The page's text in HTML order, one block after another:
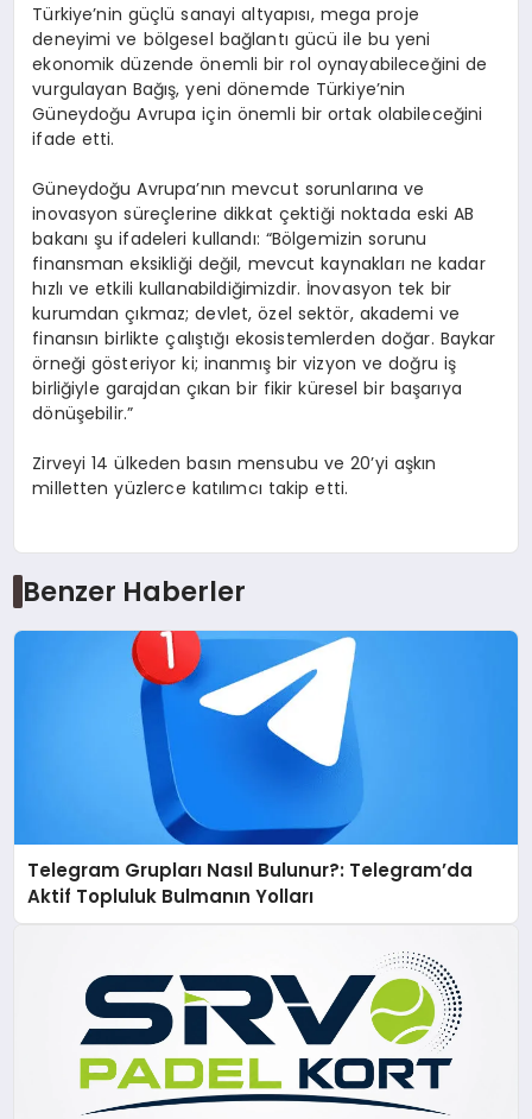
Türkiye’nin güçlü sanayi altyapısı, mega proje
deneyimi ve bölgesel bağlantı gücü ile bu yeni
ekonomik düzende önemli bir rol oynayabileceğini de
vurgulayan Bağış, yeni dönemde Türkiye’nin
Güneydoğu Avrupa için önemli bir ortak olabileceğini
ifade etti.
Güneydoğu Avrupa’nın mevcut sorunlarına ve
inovasyon süreçlerine dikkat çektiği noktada eski AB
bakanı şu ifadeleri kullandı: “Bölgemizin sorunu
finansman eksikliği değil, mevcut kaynakları ne kadar
hızlı ve etkili kullanabildiğimizdir. İnovasyon tek bir
kurumdan çıkmaz; devlet, özel sektör, akademi ve
finansın birlikte çalıştığı ekosistemlerden doğar. Baykar
örneği gösteriyor ki; inanmış bir vizyon ve doğru iş
birliğiyle garajdan çıkan bir fikir küresel bir başarıya
dönüşebilir.”
Zirveyi 14 ülkeden basın mensubu ve 20’yi aşkın
milletten yüzlerce katılımcı takip etti.
Benzer Haberler
Telegram Grupları Nasıl Bulunur?: Telegram’da
Aktif Topluluk Bulmanın Yolları